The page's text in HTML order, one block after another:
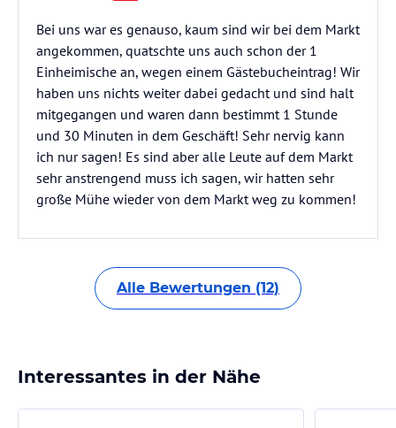
Bei uns war es genauso, kaum sind wir bei dem Markt
angekommen, quatschte uns auch schon der 1
Einheimische an, wegen einem Gästebucheintrag! Wir
haben uns nichts weiter dabei gedacht und sind halt
mitgegangen und waren dann bestimmt 1 Stunde
und 30 Minuten in dem Geschäft! Sehr nervig kann
ich nur sagen! Es sind aber alle Leute auf dem Markt
sehr anstrengend muss ich sagen, wir hatten sehr
große Mühe wieder von dem Markt weg zu kommen!
Alle Bewertungen (12)
Interessantes in der Nähe